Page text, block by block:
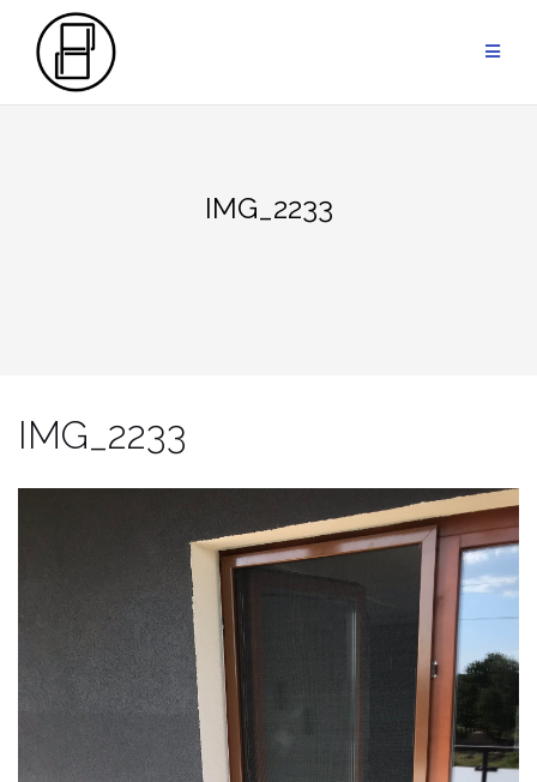
Przejdź
treści
IMG_2233
IMG_2233